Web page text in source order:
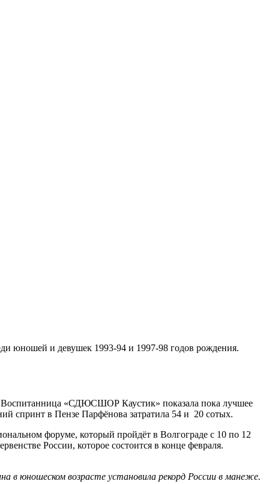
юношей и девушек 1993-94 и 1997-98 годов рождения.
Воспитанница «СДЮСШОР Каустик» показала пока лучшее
спринт в Пензе Парфёнова затратила 54 и 20 сотых.
форуме, который пройдёт в Волгограде с 10 по 12
России, которое состоится в конце февраля.
в юношеском возрасте установила рекорд России в манеже.